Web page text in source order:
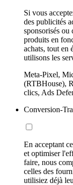
Si vous
des publicités
sponsorisés ou
produits en
achats, tout en
utilisons les
Meta-Pixel,
(RTBHouse),
clics, Ads
Conversion-
En acceptant
et optimiser
faire, nous
celles des
utilisiez déjà